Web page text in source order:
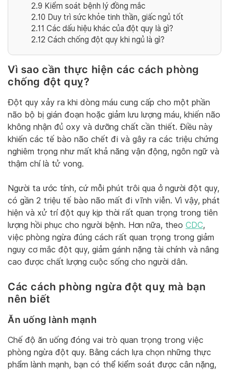
2.9 Kiểm soát bệnh lý đồng mắc
2.10 Duy trì sức khỏe tinh thần, giấc ngủ tốt
2.11 Các dấu hiệu khác của đột quỵ là gì?
2.12 Cách chống đột quỵ khi ngủ là gì?
Vì sao cần thực hiện các cách phòng
chống đột quỵ?
Đột quỵ xảy ra khi dòng máu cung cấp cho một phần
não bộ bị gián đoạn hoặc giảm lưu lượng máu, khiến não
không nhận đủ oxy và dưỡng chất cần thiết. Điều này
khiến các tế bào não chết đi và gây ra các triệu chứng
nghiêm trọng như mất khả năng vận động, ngôn ngữ và
thậm chí là tử vong.
Người ta ước tính, cứ mỗi phút trôi qua ở người đột quỵ,
có gần 2 triệu tế bào não mất đi vĩnh viễn. Vì vậy, phát
hiện và xử trí đột quỵ kịp thời rất quan trọng trong tiên
lượng hồi phục cho người bệnh. Hơn nữa, theo CDC,
việc phòng ngừa đúng cách rất quan trọng trong giảm
nguy cơ mắc đột quỵ, giảm gánh nặng tài chính và nâng
cao được chất lượng cuộc sống cho người dân.
Các cách phòng ngừa đột quỵ mà bạn
nên biết
Ăn uống lành mạnh
Chế độ ăn uống đóng vai trò quan trọng trong việc
phòng ngừa đột quỵ. Bằng cách lựa chọn những thực
phẩm lành mạnh, bạn có thể kiểm soát được cân nặng,